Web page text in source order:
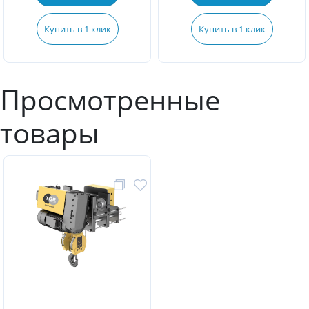
Купить в 1 клик Купить в 1 клик
Просмотренные
товары